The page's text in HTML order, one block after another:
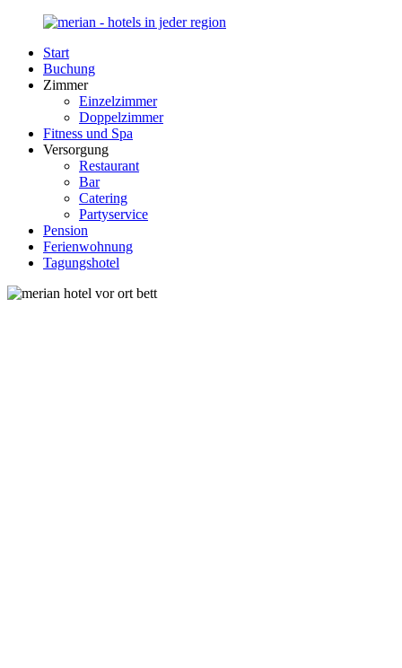
Zurück
Inhalt
Merian-
Hotel.de
Portal
Unterkunft
Deutschland
Start
Buchung
Zimmer
Einzelzimmer
Doppelzimmer
Fitness und Spa
Versorgung
Restaurant
Bar
Catering
Partyservice
Pension
Ferienwohnung
Tagungshotel